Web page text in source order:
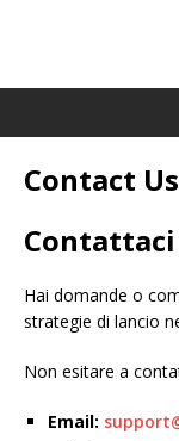
Contact Us
Contattaci
Hai domande o
strategie di lancio
Non esitare a
Email: